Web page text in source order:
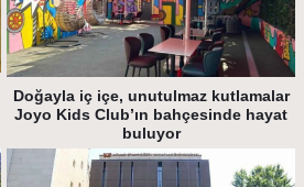
Doğayla iç içe, unutulmaz kutlamalar
Joyo Kids Club’ın bahçesinde hayat
buluyor